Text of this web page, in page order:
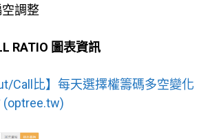
調整
RATIO 圖表資訊
Call比】每天選擇權籌碼多空變化
(optree.tw)